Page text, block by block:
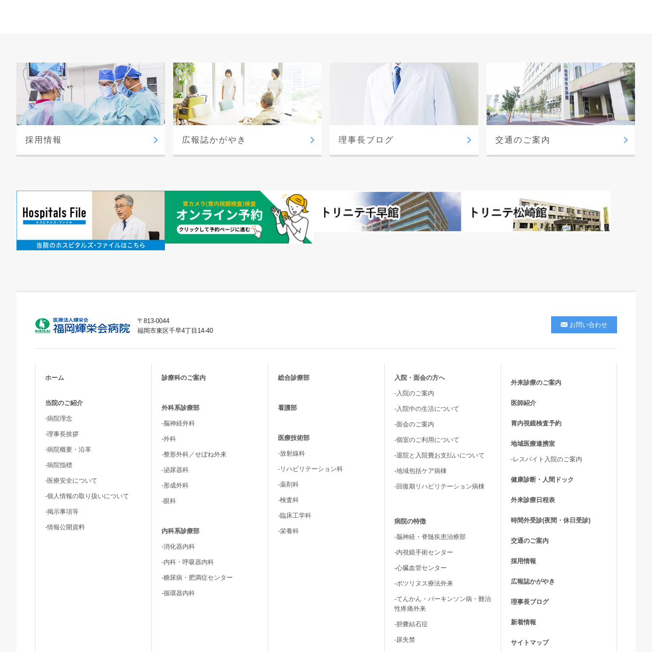
採用情報 広報誌かがやき 理事長ブログ 交通のご案内
〒813-0044
福岡市東区千早4丁目14-40
お問い合わせ
ホーム
当院のご紹介
-病院理念
-理事長挨拶
-病院概要・沿革
-病院指標
-医療安全について
-個人情報の取り扱いについて
-掲示事項等
-情報公開資料
診療科のご案内
外科系診療部
-脳神経外科
-外科
-整形外科／せぼね外来
-泌尿器科
-形成外科
-眼科
内科系診療部
-消化器内科
-内科・呼吸器内科
-糖尿病・肥満症センター
-循環器内科
総合診療部
看護部
医療技術部
-放射線科
-リハビリテーション科
-薬剤科
-検査科
-臨床工学科
-栄養科
入院・面会の方へ
-入院のご案内
-入院中の生活について
-面会のご案内
-個室のご利用について
-退院と入院費お支払いについて
-地域包括ケア病棟
-回復期リハビリテーション病棟
病院の特徴
-脳神経・脊髄疾患治療部
-内視鏡手術センター
-心臓血管センター
-ボツリヌス療法外来
-てんかん・パーキンソン病・難治
性疼痛外来
-胆嚢結石症
-尿失禁
外来診療のご案内
医師紹介
胃内視鏡検査予約
地域医療連携室
-レスパイト入院のご案内
健康診断・人間ドック
外来診療日程表
時間外受診(夜間・休日受診)
交通のご案内
採用情報
広報誌かがやき
理事長ブログ
新着情報
サイトマップ